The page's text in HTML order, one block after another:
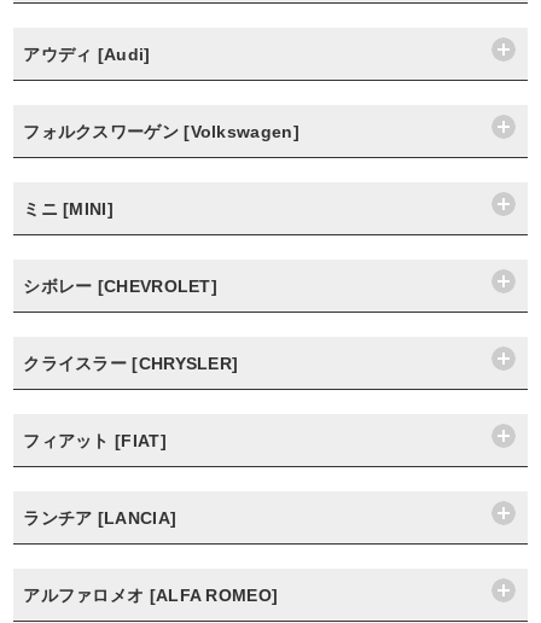
アウディ [Audi]
フォルクスワーゲン [Volkswagen]
ミニ [MINI]
シボレー [CHEVROLET]
クライスラー [CHRYSLER]
フィアット [FIAT]
ランチア [LANCIA]
アルファロメオ [ALFA ROMEO]